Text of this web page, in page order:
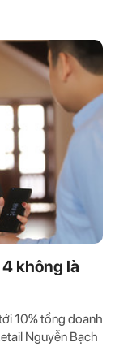
không là
10% tổng doanh
Nguyễn Bạch